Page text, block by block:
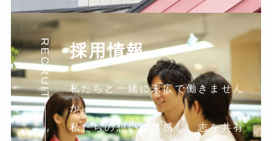
RECRUIT 採用情報
私たちと一緒に末広で働きません
か。
私たちの想いに共感し。志を共有